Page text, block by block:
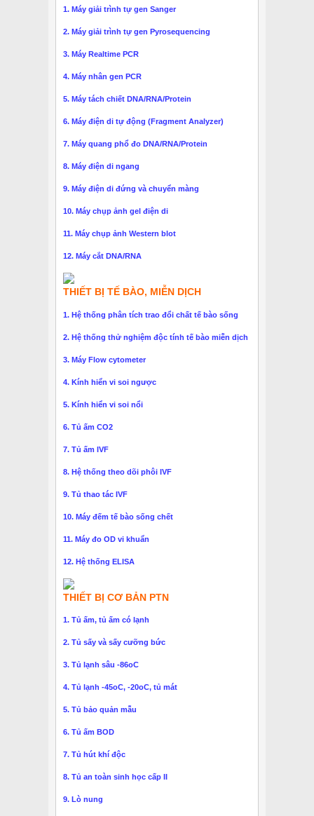
1. Máy giải trình tự gen Sanger
2. Máy giải trình tự gen Pyrosequencing
3. Máy Realtime PCR
4. Máy nhân gen PCR
5. Máy tách chiết DNA/RNA/Protein
6. Máy điện di tự động (Fragment Analyzer)
7. Máy quang phổ đo DNA/RNA/Protein
8. Máy điện di ngang
9. Máy điện di đứng và chuyển màng
10. Máy chụp ảnh gel điện di
11. Máy chụp ảnh Western blot
12. Máy cắt DNA/RNA
THIẾT BỊ TẾ BÀO, MIỄN DỊCH
1. Hệ thống phân tích trao đổi chất tế bào sống
2. Hệ thống thử nghiệm độc tính tế bào miễn dịch
3. Máy Flow cytometer
4. Kính hiển vi soi ngược
5. Kính hiển vi soi nổi
6. Tủ ấm CO2
7. Tủ ấm IVF
8. Hệ thống theo dõi phôi IVF
9. Tủ thao tác IVF
10. Máy đếm tế bào sống chết
11. Máy đo OD vi khuẩn
12. Hệ thống ELISA
THIẾT BỊ CƠ BẢN PTN
1. Tủ ấm, tủ ấm có lạnh
2. Tủ sấy và sấy cưỡng bức
3. Tủ lạnh sâu -86oC
4. Tủ lạnh -45oC, -20oC, tủ mát
5. Tủ bảo quản mẫu
6. Tủ ấm BOD
7. Tủ hút khí độc
8. Tủ an toàn sinh học cấp II
9. Lò nung